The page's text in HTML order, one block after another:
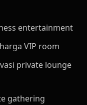
entertainment
VIP room
private lounge
gathering